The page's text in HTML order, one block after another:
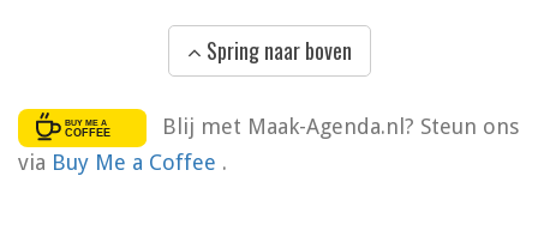
Spring naar boven
Blij met Maak-Agenda.nl? Steun ons
via Buy Me a Coffee .